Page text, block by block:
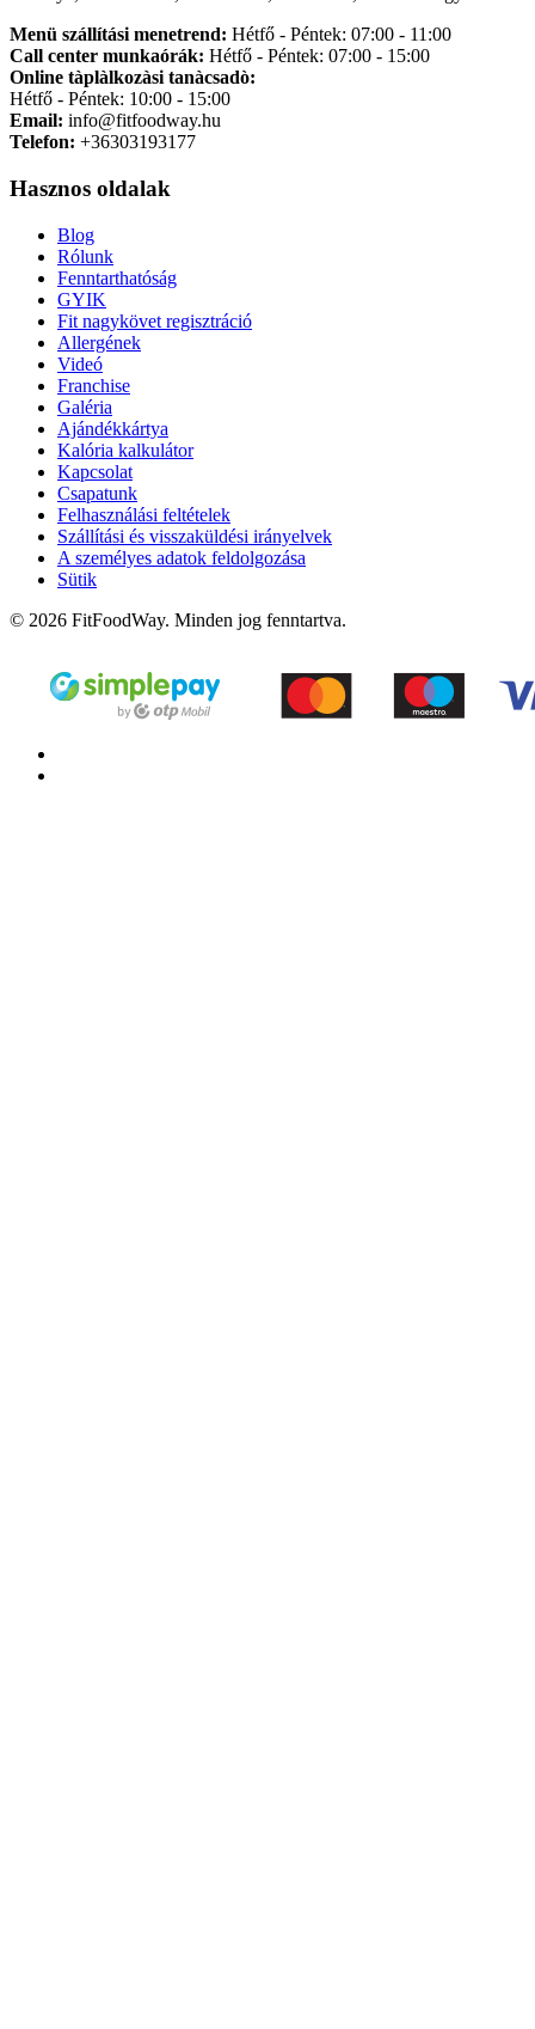
Menü szállítási menetrend: Hétfő - Péntek: 07:00 - 11:00
Call center munkaórák: Hétfő - Péntek: 07:00 - 15:00
Online tàplàlkozàsi tanàcsadò:
Hétfő - Péntek: 10:00 - 15:00
Email: info@fitfoodway.hu
Telefon: +36303193177
Hasznos oldalak
Blog
Rólunk
Fenntarthatóság
GYIK
Fit nagykövet regisztráció
Allergének
Videó
Franchise
Galéria
Ajándékkártya
Kalória kalkulátor
Kapcsolat
Csapatunk
Felhasználási feltételek
Szállítási és visszaküldési irányelvek
A személyes adatok feldolgozása
Sütik
© 2026 FitFoodWay. Minden jog fenntartva.